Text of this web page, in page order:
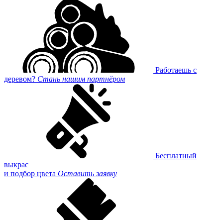
Работаешь с
деревом? Стань нашим партнёром
Бесплатный
выкрас
и подбор цвета Оставить заявку